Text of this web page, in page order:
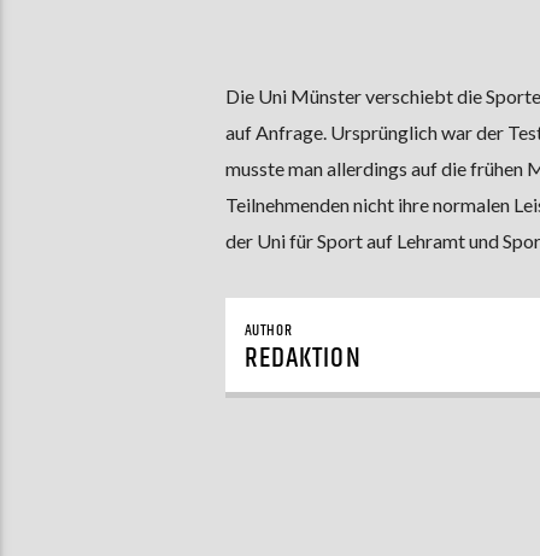
Die Uni Münster verschiebt die
auf Anfrage. Ursprünglich war der
musste man allerdings auf die frühen
Teilnehmenden nicht ihre normalen
der Uni für Sport auf Lehramt und
AUTHOR
REDAKTION